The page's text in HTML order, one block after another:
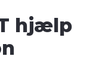
hjælp